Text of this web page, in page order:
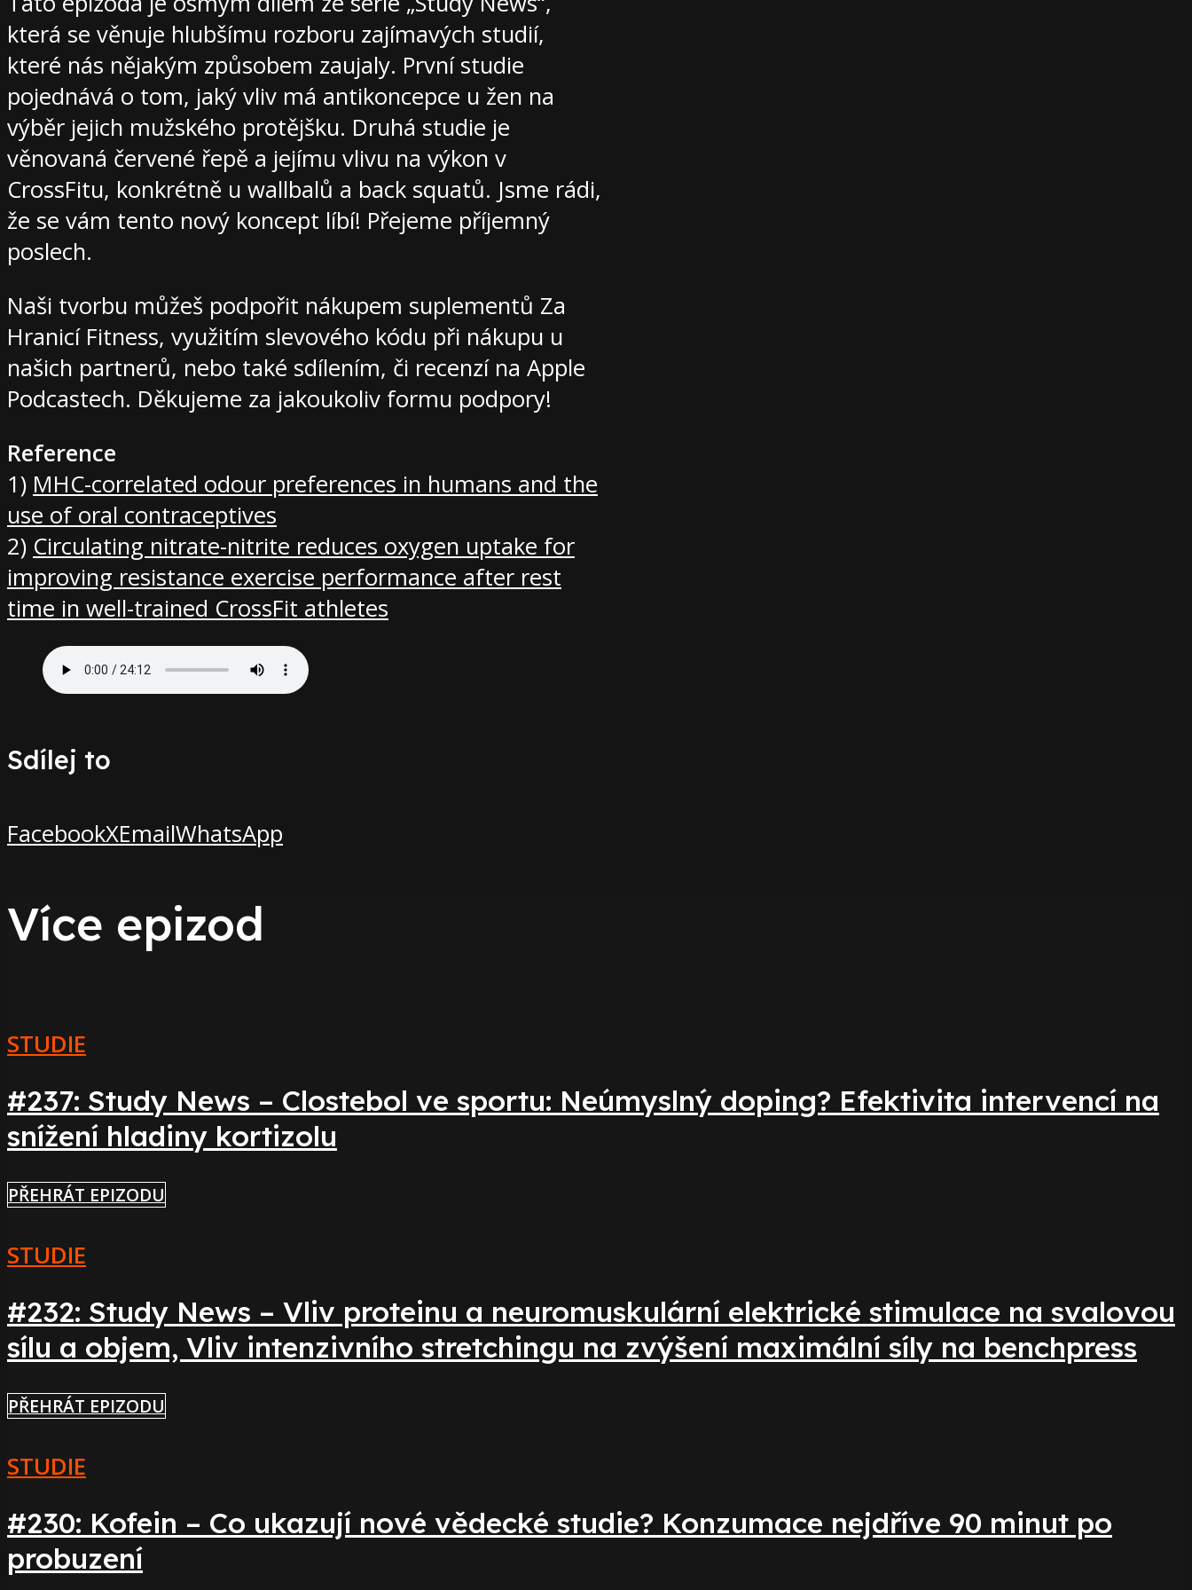
která se věnuje hlubšímu rozboru zajímavých studií,
které nás nějakým způsobem zaujaly. První studie
pojednává o tom, jaký vliv má antikoncepce u žen na
výběr jejich mužského protějšku. Druhá studie je
věnovaná červené řepě a jejímu vlivu na výkon v
CrossFitu, konkrétně u wallbalů a back squatů. Jsme rádi,
že se vám tento nový koncept líbí! Přejeme příjemný
poslech.
Naši tvorbu můžeš podpořit nákupem suplementů Za
Hranicí Fitness, využitím slevového kódu při nákupu u
našich partnerů, nebo také sdílením, či recenzí na Apple
Podcastech. Děkujeme za jakoukoliv formu podpory!
Reference
1) MHC-correlated odour preferences in humans and the
use of oral contraceptives
2) Circulating nitrate-nitrite reduces oxygen uptake for
improving resistance exercise performance after rest
time in well-trained CrossFit athletes
Sdílej to
FacebookXEmailWhatsApp
Více epizod
STUDIE
#237: Study News – Clostebol ve sportu: Neúmyslný doping? Efektivita intervencí na
snížení hladiny kortizolu
PŘEHRÁT EPIZODU
STUDIE
#232: Study News – Vliv proteinu a neuromuskulární elektrické stimulace na svalovou
sílu a objem, Vliv intenzivního stretchingu na zvýšení maximální síly na benchpress
PŘEHRÁT EPIZODU
STUDIE
#230: Kofein – Co ukazují nové vědecké studie? Konzumace nejdříve 90 minut po
probuzení